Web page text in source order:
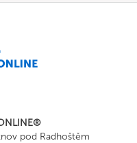
pod Radhoštěm